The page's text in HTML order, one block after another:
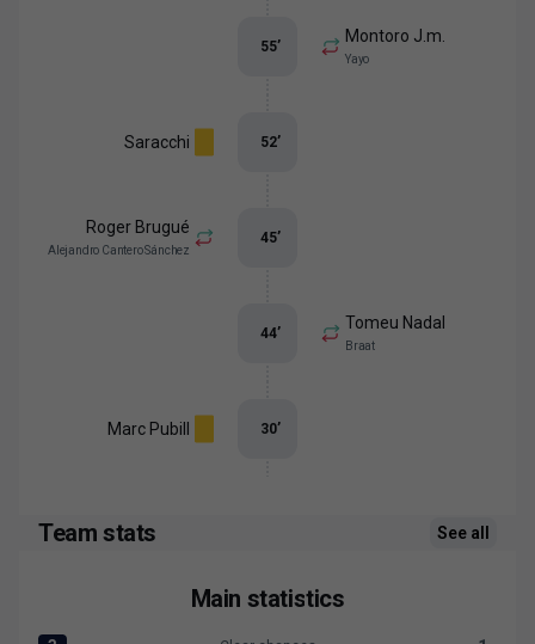
Montoro J.m.
Yayo
55’
Saracchi 52’
Roger Brugué
Alejandro Cantero Sánchez
45’
Tomeu Nadal
Braat
44’
Marc Pubill 30’
Team stats See all
Main statistics